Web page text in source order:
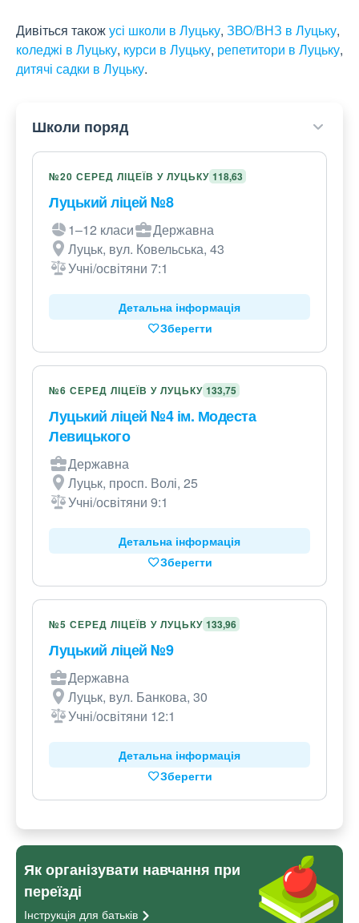
Дивіться такожусі школи в Луцьку, ЗВО/ВНЗ в Луцьку,
коледжі в Луцьку, курси в Луцьку, репетитори в Луцьку,
дитячі садки в Луцьку.
Школи поряд
№20 СЕРЕД ЛІЦЕЇВ У ЛУЦЬКУ 118,63
Луцький ліцей №8
1–12 класи
Державна
Луцьк, вул. Ковельська, 43
Учні/освітяни 7:1
Детальна інформація
Зберегти
№6 СЕРЕД ЛІЦЕЇВ У ЛУЦЬКУ 133,75
Луцький ліцей №4 ім. Модеста
Левицького
Державна
Луцьк, просп. Волі, 25
Учні/освітяни 9:1
Детальна інформація
Зберегти
№5 СЕРЕД ЛІЦЕЇВ У ЛУЦЬКУ 133,96
Луцький ліцей №9
Державна
Луцьк, вул. Банкова, 30
Учні/освітяни 12:1
Детальна інформація
Зберегти
Як організувати навчання при
переїзді
Інструкція для батьків